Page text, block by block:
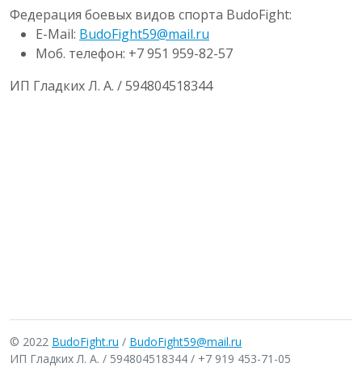
Федерация боевых видов спорта BudoFight:
E-Mail: BudoFight59@mail.ru
Моб. телефон: +7 951 959-82-57
ИП Гладких Л. А. / 594804518344
© 2022 BudoFight.ru / BudoFight59@mail.ru
ИП Гладких Л. А. / 594804518344 / +7 919 453-71-05